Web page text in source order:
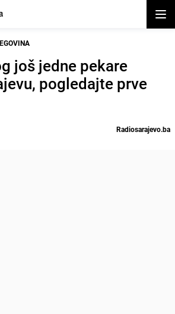
još jedne pekare
pogledajte prve
Radiosarajevo.ba